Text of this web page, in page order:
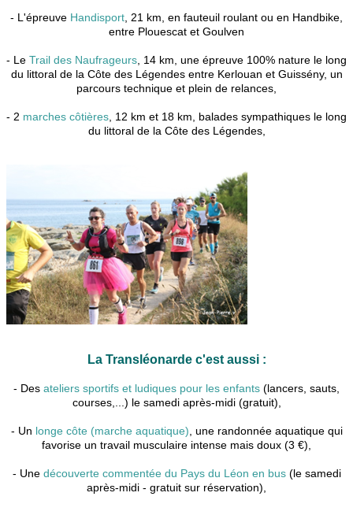
- L'épreuve Handisport , 21 km, en fauteuil roulant ou en Handbike,
entre Plouescat et Goulven
- Le Trail des Naufrageurs , 14 km, une épreuve 100% nature le long
du littoral de la Côte des Légendes entre Kerlouan et Guissény, un
parcours technique et plein de relances,
- 2 marches côtières , 12 km et 18 km, balades sympathiques le long
du littoral de la Côte des Légendes,
La Transléonarde c'est aussi :
- Des ateliers sportifs et ludiques pour les enfants (lancers, sauts,
courses,...) le samedi après-midi (gratuit),
- Un longe côte (marche aquatique) , une randonnée aquatique qui
favorise un travail musculaire intense mais doux (3 €),
- Une découverte commentée du Pays du Léon en bus(le samedi
après-midi - gratuit sur réservation),